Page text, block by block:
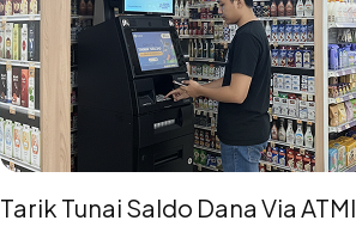
Tarik Tunai Saldo Dana Via ATMI